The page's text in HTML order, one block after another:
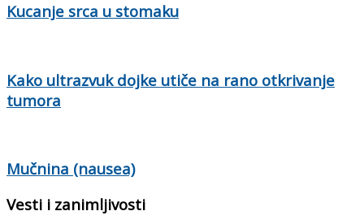
Kucanje srca u stomaku
Kako ultrazvuk dojke utiče na rano otkrivanje
tumora
Mučnina (nausea)
Vesti i zanimljivosti